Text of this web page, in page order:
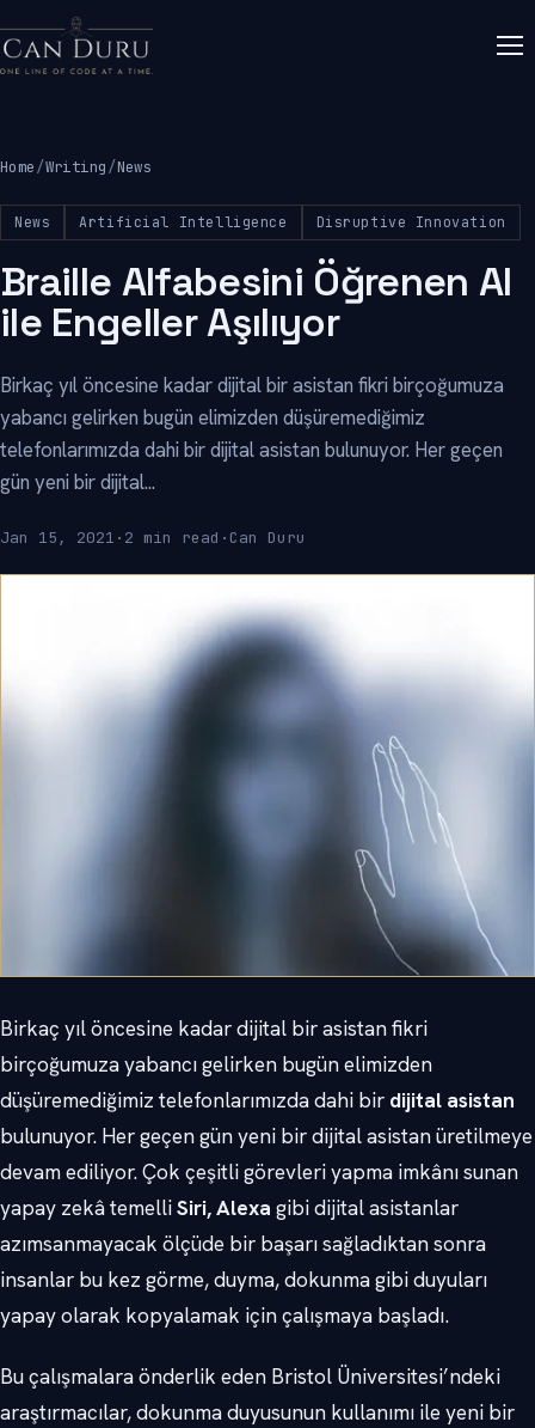
Home/Writing/News
News Artificial Intelligence Disruptive Innovation
Braille Alfabesini Öğrenen AI
ile Engeller Aşılıyor
Birkaç yıl öncesine kadar dijital bir asistan fikri birçoğumuza
yabancı gelirken bugün elimizden düşüremediğimiz
telefonlarımızda dahi bir dijital asistan bulunuyor. Her geçen
gün yeni bir dijital...
Jan 15, 2021 · 2 min read · Can Duru
Birkaç yıl öncesine kadar dijital bir asistan fikri
birçoğumuza yabancı gelirken bugün elimizden
düşüremediğimiz telefonlarımızda dahi bir dijital asistan
bulunuyor. Her geçen gün yeni bir dijital asistan üretilmeye
devam ediliyor. Çok çeşitli görevleri yapma imkânı sunan
yapay zekâ temelliSiri, Alexa gibi dijital asistanlar
azımsanmayacak ölçüde bir başarı sağladıktan sonra
insanlar bu kez görme, duyma, dokunma gibi duyuları
yapay olarak kopyalamak için çalışmaya başladı.
Bu çalışmalara önderlik eden Bristol Üniversitesi’ndeki
araştırmacılar, dokunma duyusunun kullanımı ile yeni bir